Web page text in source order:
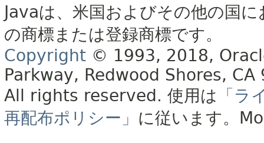
Javaは、米国およびその他の国
の商標または登録商標です。
Copyright © 1993, 2018,
Parkway, Redwood Shores, CA
All rights reserved. 使用は 「ラ
再配布ポリシー」 に従います。